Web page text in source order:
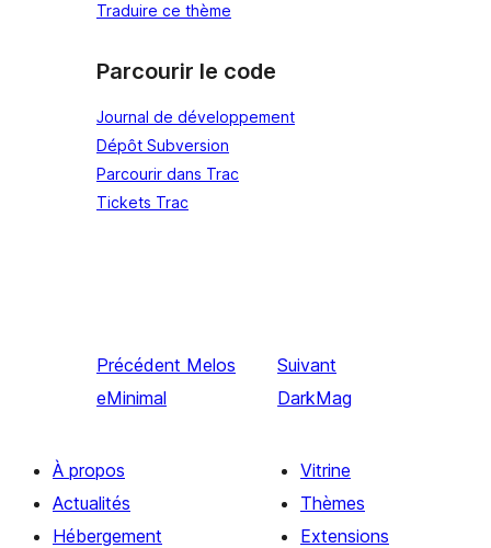
Traduire ce thème
Parcourir le code
Journal de développement
Dépôt Subversion
Parcourir dans Trac
Tickets Trac
Précédent Melos
eMinimal
Suivant
DarkMag
À propos
Actualités
Hébergement
Vitrine
Thèmes
Extensions